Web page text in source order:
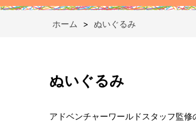
ホーム > ぬいぐるみ
ぬいぐるみ
アドベンチャーワールドスタッフ監